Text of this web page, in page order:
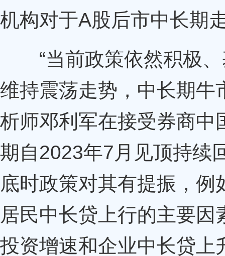
机构对于A股后市中长期
“当前政策依然积极、
维持震荡走势，中长期牛
析师邓利军在接受券商中
期自2023年7月见顶持续
底时政策对其有提振，
居民中长贷上行的主要
投资增速和企业中长贷上